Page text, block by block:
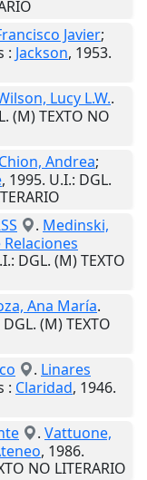
Javier;
: Jackson, 1953.
Lucy L.W..
(M) TEXTO NO
Andrea;
, 1995. U.I.: DGL.
. Medinski,
: DGL. (M) TEXTO
Ana María.
DGL. (M) TEXTO
. Linares
: Claridad, 1946.
. Vattuone,
, 1986.
NO LITERARIO